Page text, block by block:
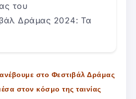
του
Δράμας 2024: Τα
στο Φεστιβάλ Δράμας
στον κόσμο της ταινίας